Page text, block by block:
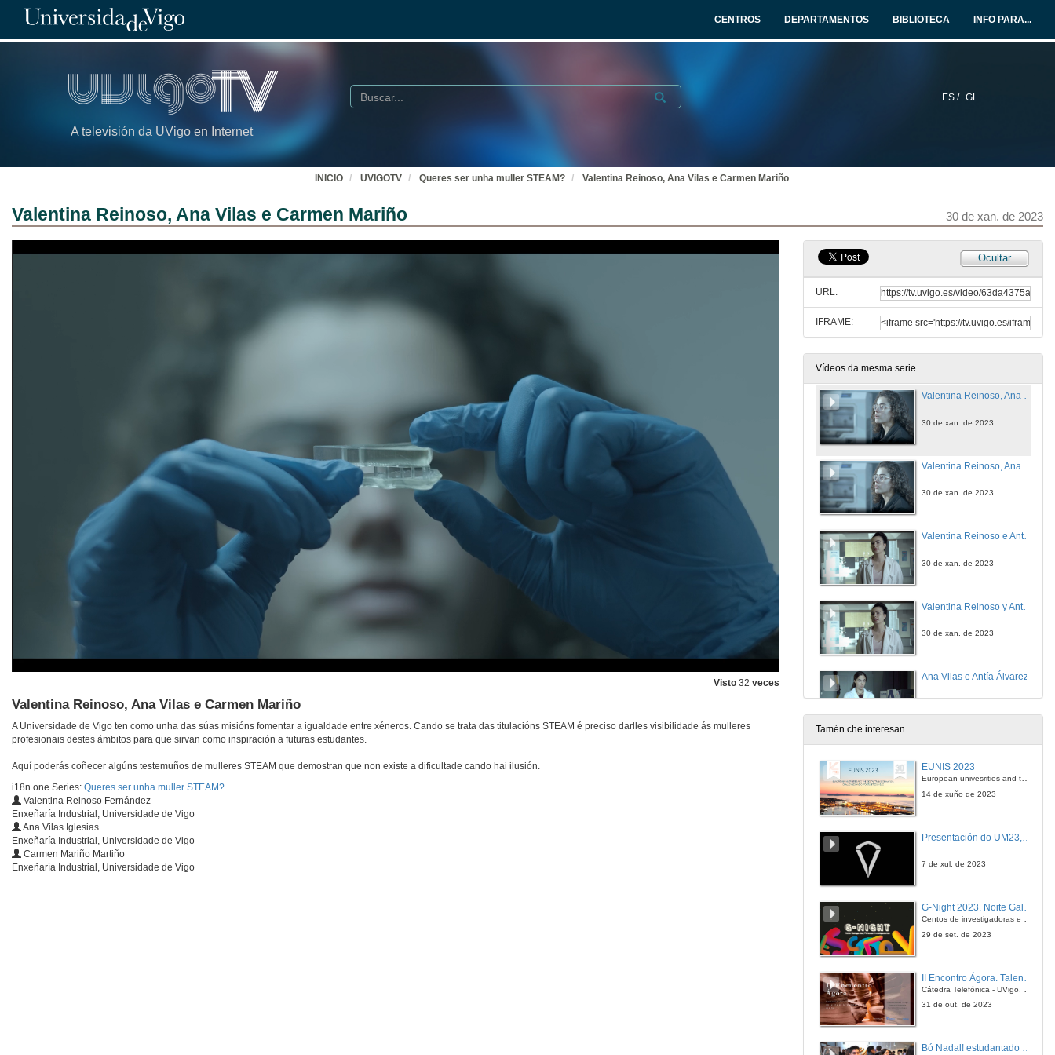
CENTROS DEPARTAMENTOS BIBLIOTECA INFO PARA...
A televisión da UVigo en Internet
ES / GL
Buscar Submit
INICIO UVIGOTV Queres ser unha muller STEAM? Valentina Reinoso, Ana Vilas e Carmen Mariño
Valentina Reinoso, Ana Vilas e Carmen Mariño 30 de xan. de 2023
Visto 32 veces
Valentina Reinoso, Ana Vilas e Carmen Mariño
A Universidade de Vigo ten como unha das súas misións fomentar a igualdade entre xéneros. Cando se trata das titulacións STEAM é preciso darlles visibilidade ás mulleres
profesionais destes ámbitos para que sirvan como inspiración a futuras estudantes.
Aquí poderás coñecer algúns testemuños de mulleres STEAM que demostran que non existe a dificultade cando hai ilusión.
i18n.one.Series: Queres ser unha muller STEAM?
Valentina Reinoso Fernández
Enxeñaría Industrial, Universidade de Vigo
Ana Vilas Iglesias
Enxeñaría Industrial, Universidade de Vigo
Carmen Mariño Martiño
Enxeñaría Industrial, Universidade de Vigo
Ocultar
URL:
IFRAME:
Vídeos da mesma serie
Ana Cambón Periscal (English subtitles)
13 de xan. de 2023
Queres ser unha muller STEAM? Escola de Enxeñaría Industrial
Do you want to be a STEAM woman? Industrial Engineering
30 de xan. de 2023
Valentina Reinoso, Ana Vilas e Carmen Mariño
30 de xan. de 2023
30 de xan. de 2023
Valentina Reinoso e Antía Álvarez
30 de xan. de 2023
30 de xan. de 2023
Ana Vilas e Antía Álvarez
Ana Vilas y Antía Álvarez (English subtitles)
30 de xan. de 2023
30 de xan. de 2023
30 de xan. de 2023
Tamén che interesan
EUNIS 2023
European univesrities and the digital transformation: challenges and opportunities ahead
14 de xuño de 2023
7 de xul. de 2023
G-Night 2023. Noite Galega das Persoas Investigadoras. Conciencias creativas
Centos de investigadoras e investigadores, decenas de actividades e sete cidades
29 de set. de 2023
Cátedra Telefónica - UVigo. Espazos de innovación
31 de out. de 2023
Bó Nadal! estudantado internacional da Universidade de Vigo